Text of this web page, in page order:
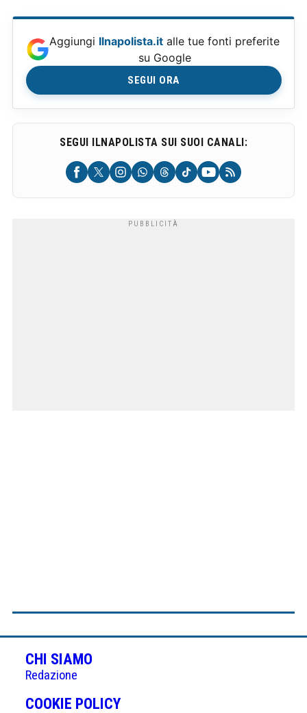
Aggiungi Ilnapolista.it alle tue fonti preferite
su Google
SEGUI ORA
SEGUI ILNAPOLISTA SUI SUOI CANALI:
CHI SIAMO
Redazione
COOKIE POLICY(APRE